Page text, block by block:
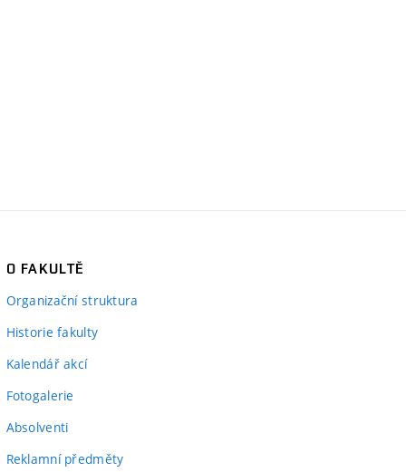
O FAKULTĚ
Organizační struktura
Historie fakulty
Kalendář akcí
Fotogalerie
Absolventi
Reklamní předměty